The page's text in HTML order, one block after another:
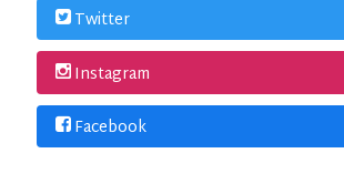
Twitter
Instagram
Facebook